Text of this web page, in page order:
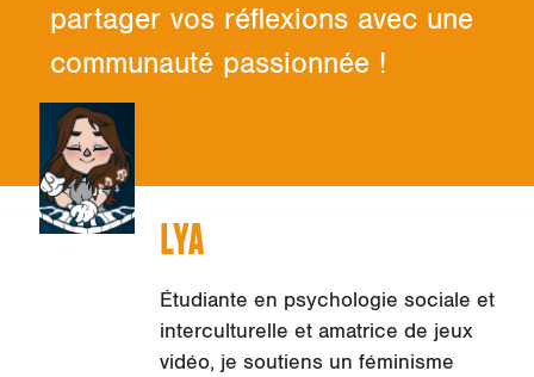
partager vos réflexions avec une
communauté passionnée !
LYA
Étudiante en psychologie sociale et
interculturelle et amatrice de jeux
vidéo, je soutiens un féminisme